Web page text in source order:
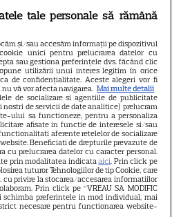
de ce a
tale personale să rămână
și/sau accesăm informații pe dispozitivul
unici pentru prelucrarea datelor cu
sau gestiona preferințele dvs. făcând clic
utilizării unui interes legitim în orice
de confidențialitate. Aceste alegeri vor fi
vă vor afecta navigarea. Mai multe detalii
de socializare si agentiile de publicitate
de servicii de date analitice) prelucram
ului sa functioneze, pentru a personaliza
afisate in functie de interesele si/sau
aferente retelelor de socializare
Beneficiati de drepturile prevazute de
cu prelucrarea datelor cu caracter personal.
prin modalitatea indicataaici. Prin click pe
tuturor Tehnologiilor de tip Cookie, care
privire la stocarea/accesarea informatiilor
Prin click pe “VREAU SA MODIFIC
schimba preferintele in mod individual, mai
necesare pentru functionarea website-